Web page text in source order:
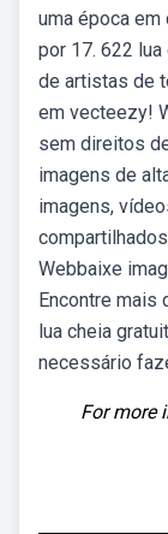
uma época em
por 17. 622
de artistas de
em vecteezy!
sem direitos
imagens de
imagens,
Webbaixe
Encontre mais
lua cheia
necessário
For more